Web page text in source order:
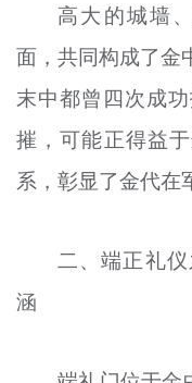
高大的城墙
面，共同构成了金
末中都曾四次成
摧，可能正得益
系，彰显了金代在
二、端正礼
涵